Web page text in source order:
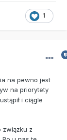
1
na pewno jest
na priorytety
i ciągle
związku z